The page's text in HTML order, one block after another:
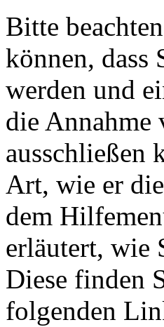
Bitte
können, dass
werden und
die Annahme
ausschließen
Art, wie er
dem
erläutert, wie
Diese finden
folgenden